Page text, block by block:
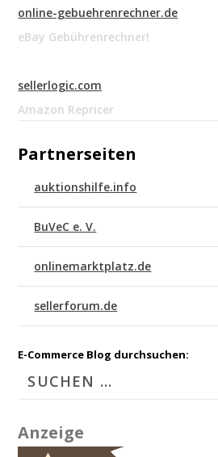
online-gebuehrenrechner.de
eBay Gebührenrechner!
sellerlogic.com
Amazon Repricer
Partnerseiten
auktionshilfe.info
BuVeC e. V.
onlinemarktplatz.de
sellerforum.de
E-Commerce Blog durchsuchen:
Anzeige